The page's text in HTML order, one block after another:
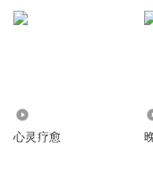
心灵疗愈